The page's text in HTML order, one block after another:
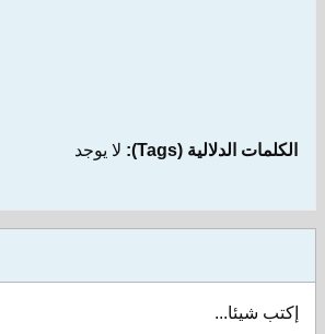
الكلمات الدلالية (Tags): لا يوجد
إكتب شيئا...